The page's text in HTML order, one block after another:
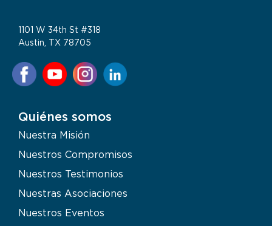
1101 W 34th St #318
Austin, TX 78705
Quiénes somos
Nuestra Misión
Nuestros Compromisos
Nuestros Testimonios
Nuestras Asociaciones
Nuestros Eventos